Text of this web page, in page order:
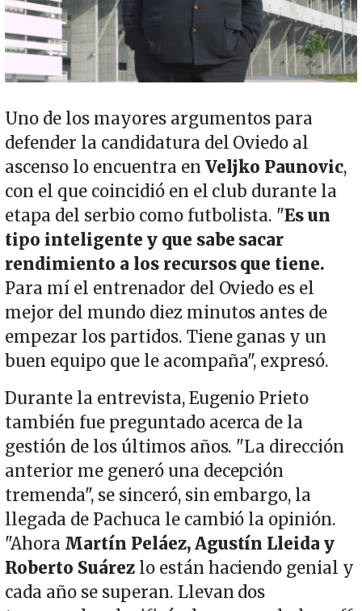
Uno de los mayores argumentos para
defender la candidatura del Oviedo al
ascenso lo encuentra en Veljko Paunovic,
con el que coincidió en el club durante la
etapa del serbio como futbolista. "Es un
tipo inteligente y que sabe sacar
rendimiento a los recursos que tiene.
Para mí el entrenador del Oviedo es el
mejor del mundo diez minutos antes de
empezar los partidos. Tiene ganas y un
buen equipo que le acompaña", expresó.
Durante la entrevista, Eugenio Prieto
también fue preguntado acerca de la
gestión de los últimos años. "La dirección
anterior me generó una decepción
tremenda", se sinceró, sin embargo, la
llegada de Pachuca le cambió la opinión.
"Ahora Martín Peláez, Agustín Lleida y
Roberto Suárezlo están haciendo genial y
cada año se superan. Llevan dos